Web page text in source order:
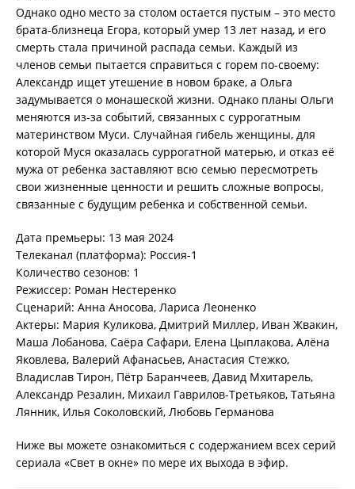
Однако одно место за столом остается пустым – это место
брата-близнеца Егора, который умер 13 лет назад, и его
смерть стала причиной распада семьи. Каждый из
членов семьи пытается справиться с горем по-своему:
Александр ищет утешение в новом браке, а Ольга
задумывается о монашеской жизни. Однако планы Ольги
меняются из-за событий, связанных с суррогатным
материнством Муси. Случайная гибель женщины, для
которой Муся оказалась суррогатной матерью, и отказ её
мужа от ребенка заставляют всю семью пересмотреть
свои жизненные ценности и решить сложные вопросы,
связанные с будущим ребенка и собственной семьи.
Дата премьеры: 13 мая 2024
Телеканал (платформа): Россия-1
Количество сезонов: 1
Режиссер: Роман Нестеренко
Сценарий: Анна Аносова, Лариса Леоненко
Актеры: Мария Куликова, Дмитрий Миллер, Иван Жвакин,
Маша Лобанова, Саёра Сафари, Елена Цыплакова, Алёна
Яковлева, Валерий Афанасьев, Анастасия Стежко,
Владислав Тирон, Пётр Баранчеев, Давид Мхитарель,
Александр Резалин, Михаил Гаврилов-Третьяков, Татьяна
Лянник, Илья Соколовский, Любовь Германова
Ниже вы можете ознакомиться с содержанием всех серий
сериала «Свет в окне» по мере их выхода в эфир.